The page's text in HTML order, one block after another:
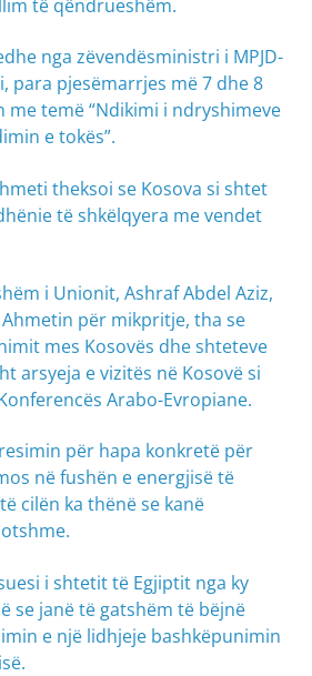
të qëndrueshëm.​
nga zëvendësministri i MPJD-
para pjesëmarrjes më 7 dhe 8
me temë “Ndikimi i ndryshimeve
e tokës”.
theksoi se Kosova si shtet
të shkëlqyera me vendet
i Unionit, Ashraf Abdel Aziz,
për mikpritje, tha se
mes Kosovës dhe shteteve
arsyeja e vizitës në Kosovë si
Arabo-Evropiane.
për hapa konkretë për
në fushën e energjisë të
cilën ka thënë se kanë
i shtetit të Egjiptit nga ky
se janë të gatshëm të bëjnë
e një lidhjeje bashkëpunimin